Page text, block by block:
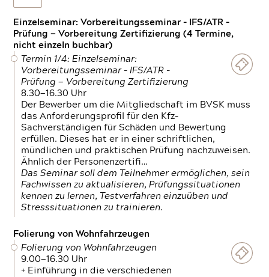
Einzelseminar: Vorbereitungsseminar - IFS/ATR -
Prüfung — Vorbereitung Zertifizierung (4 Termine,
nicht einzeln buchbar)
Termin 1/4: Einzelseminar:
Vorbereitungsseminar - IFS/ATR -
Prüfung — Vorbereitung Zertifizierung
8.30—16.30 Uhr
Der Bewerber um die Mitgliedschaft im BVSK muss
das Anforderungsprofil für den Kfz-
Sachverständigen für Schäden und Bewertung
erfüllen. Dieses hat er in einer schriftlichen,
mündlichen und praktischen Prüfung nachzuweisen.
Ähnlich der Personenzertifi…
Das Seminar soll dem Teilnehmer ermöglichen, sein
Fachwissen zu aktualisieren, Prüfungssituationen
kennen zu lernen, Testverfahren einzuüben und
Stresssituationen zu trainieren.
Folierung von Wohnfahrzeugen
Folierung von Wohnfahrzeugen
9.00—16.30 Uhr
+ Einführung in die verschiedenen